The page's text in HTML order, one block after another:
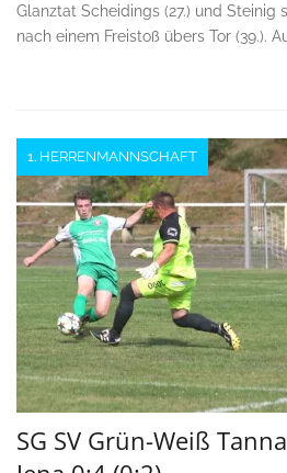
Glanztat Scheidings (27.) und Steinig
nach einem Freistoß übers Tor (39.).
1. HERRENMANNSCHAFT
SG SV Grün-Weiß